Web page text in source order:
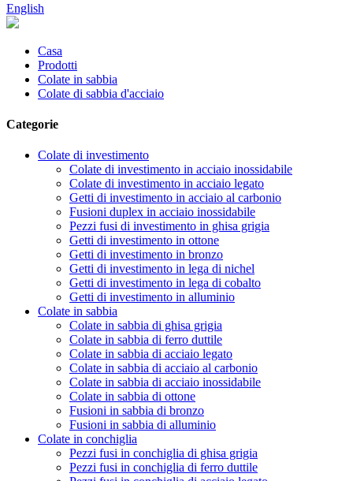
English
Casa
Prodotti
Colate in sabbia
Colate di sabbia d'acciaio
Categorie
Colate di investimento
Colate di investimento in acciaio inossidabile
Colate di investimento in acciaio legato
Getti di investimento in acciaio al carbonio
Fusioni duplex in acciaio inossidabile
Pezzi fusi di investimento in ghisa grigia
Getti di investimento in ottone
Getti di investimento in bronzo
Getti di investimento in lega di nichel
Getti di investimento in lega di cobalto
Getti di investimento in alluminio
Colate in sabbia
Colate in sabbia di ghisa grigia
Colate in sabbia di ferro duttile
Colate in sabbia di acciaio legato
Colate in sabbia di acciaio al carbonio
Colate in sabbia di acciaio inossidabile
Colate in sabbia di ottone
Fusioni in sabbia di bronzo
Fusioni in sabbia di alluminio
Colate in conchiglia
Pezzi fusi in conchiglia di ghisa grigia
Pezzi fusi in conchiglia di ferro duttile